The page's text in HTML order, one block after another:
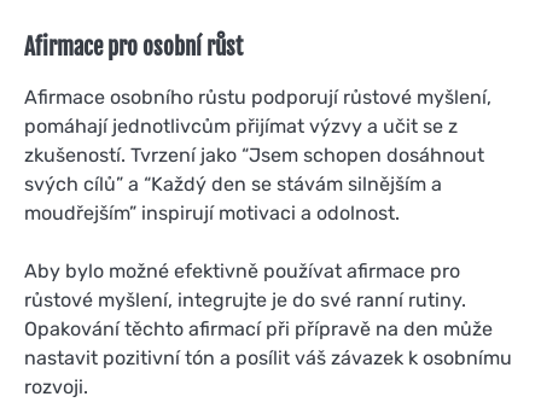
Afirmace pro osobní růst
Afirmace osobního růstu podporují růstové myšlení,
pomáhají jednotlivcům přijímat výzvy a učit se z
zkušeností. Tvrzení jako “Jsem schopen dosáhnout
svých cílů” a “Každý den se stávám silnějším a
moudřejším” inspirují motivaci a odolnost.
Aby bylo možné efektivně používat afirmace pro
růstové myšlení, integrujte je do své ranní rutiny.
Opakování těchto afirmací při přípravě na den může
nastavit pozitivní tón a posílit váš závazek k osobnímu
rozvoji.